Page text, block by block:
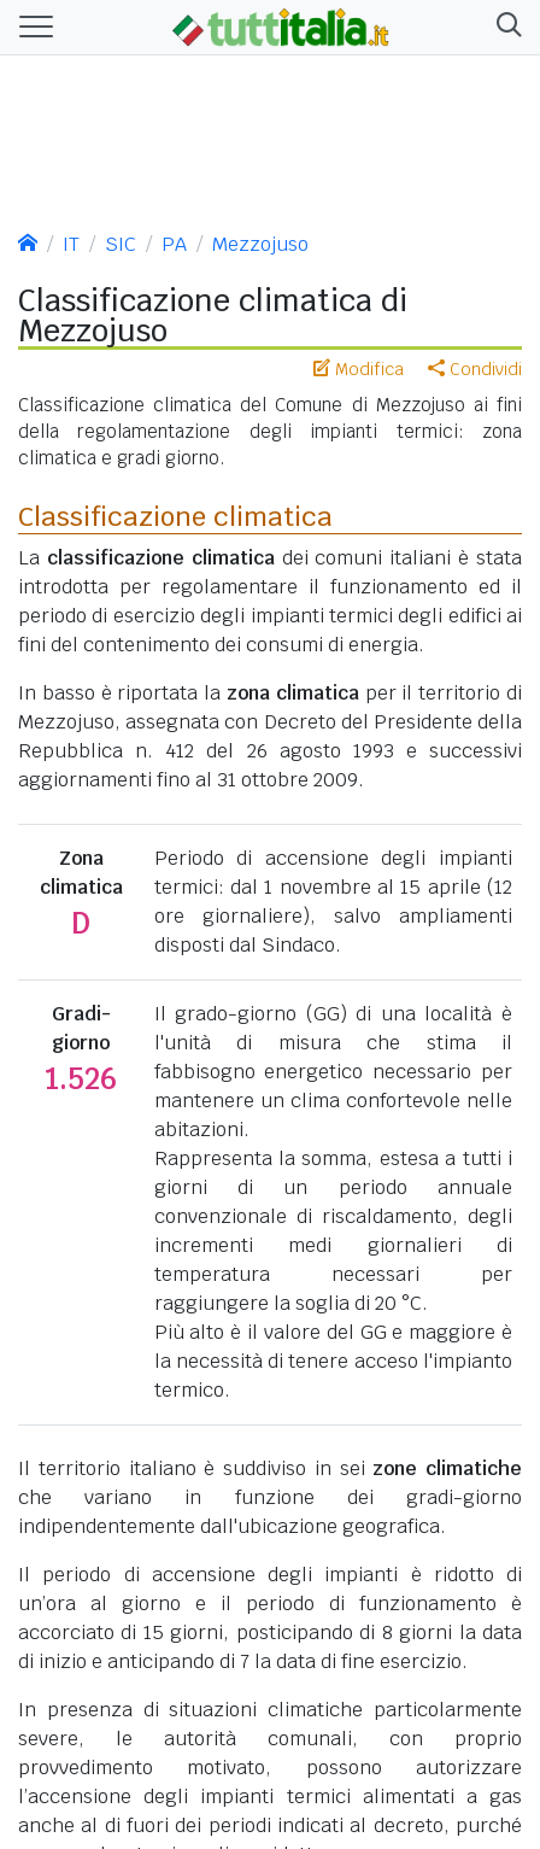
IT SIC PA Mezzojuso
Classificazione climatica di
Mezzojuso
Modifica Condividi
Classificazione climatica del Comune di Mezzojuso ai fini
della regolamentazione degli impianti termici: zona
climatica e gradi giorno.
Classificazione climatica
La classificazione climaticadei comuni italiani è stata
introdotta per regolamentare il funzionamento ed il
periodo di esercizio degli impianti termici degli edifici ai
fini del contenimento dei consumi di energia.
In basso è riportata la zona climaticaper il territorio di
Mezzojuso, assegnata con Decreto del Presidente della
Repubblica n. 412 del 26 agosto 1993 e successivi
aggiornamenti fino al 31 ottobre 2009.
Zona
climatica
D
Periodo di accensione degli impianti
termici: dal 1 novembre al 15 aprile (12
ore giornaliere), salvo ampliamenti
disposti dal Sindaco.
Gradi-
giorno
1.526
Il grado-giorno (GG) di una località è
l'unità di misura che stima il
fabbisogno energetico necessario per
mantenere un clima confortevole nelle
abitazioni.
Rappresenta la somma, estesa a tutti i
giorni di un periodo annuale
convenzionale di riscaldamento, degli
incrementi medi giornalieri di
temperatura necessari per
raggiungere la soglia di 20 °C.
Più alto è il valore del GG e maggiore è
la necessità di tenere acceso l'impianto
termico.
Il territorio italiano è suddiviso in sei zone climatiche
che variano in funzione dei gradi-giorno
indipendentemente dall'ubicazione geografica.
Il periodo di accensione degli impianti è ridotto di
un’ora al giorno e il periodo di funzionamento è
accorciato di 15 giorni, posticipando di 8 giorni la data
di inizio e anticipando di 7 la data di fine esercizio.
In presenza di situazioni climatiche particolarmente
severe, le autorità comunali, con proprio
provvedimento motivato, possono autorizzare
l’accensione degli impianti termici alimentati a gas
anche al di fuori dei periodi indicati al decreto, purché